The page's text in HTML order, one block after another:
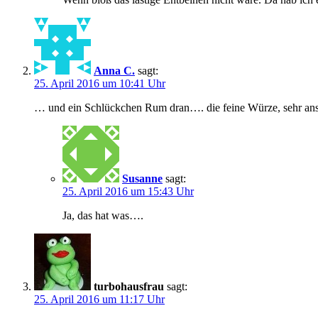
Anna C. sagt:
25. April 2016 um 10:41 Uhr
… und ein Schlückchen Rum dran…. die feine Würze, sehr
Susanne sagt:
25. April 2016 um 15:43 Uhr
Ja, das hat was….
turbohausfrau sagt:
25. April 2016 um 11:17 Uhr